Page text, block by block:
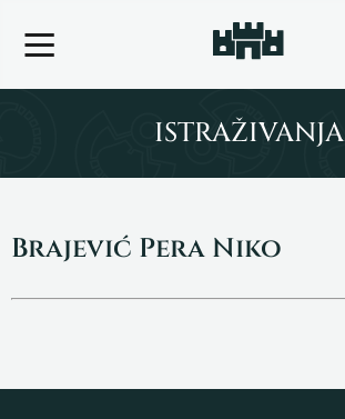
ISTRAŽIVANJA
Brajević Pera Niko